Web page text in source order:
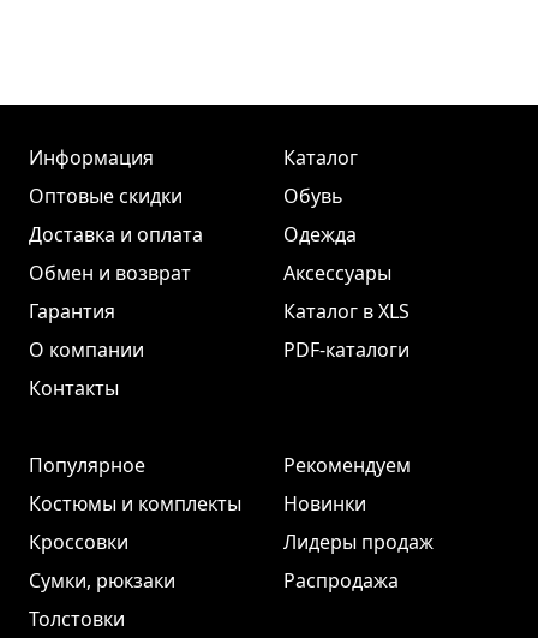
Информация
Оптовые скидки
Доставка и оплата
Обмен и возврат
Гарантия
О компании
Контакты
Каталог
Обувь
Одежда
Аксессуары
Каталог в XLS
PDF-каталоги
Популярное
Костюмы и комплекты
Кроссовки
Сумки, рюкзаки
Толстовки
Рекомендуем
Новинки
Лидеры продаж
Распродажа